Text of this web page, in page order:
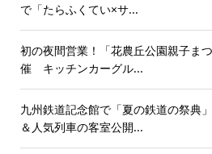
で「たらふくてい×サ...
初の夜間営業！「花農丘公園親子ま
催 キッチンカーグル...
九州鉄道記念館で「夏の鉄道の祭
＆人気列車の客室公開...